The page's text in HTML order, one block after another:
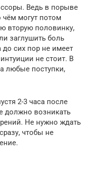
Ведь в порыве
чём могут потом
вторую половинку,
заглушить боль
до сих пор не имеет
не стоит. В
любые поступки,
2-3 часа после
должно возникать
Не нужно ждать
чтобы не